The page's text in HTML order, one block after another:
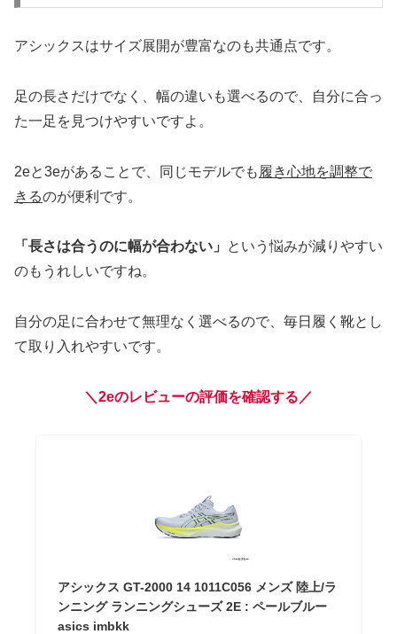
アシックスはサイズ展開が豊富なのも共通点です。
足の長さだけでなく、幅の違いも選べるので、自分に合っ
た一足を見つけやすいですよ。
2eと3eがあることで、同じモデルでも 履き心地を調整で
きるのが便利です。
「長さは合うのに幅が合わない」
という悩みが減りやすい
のもうれしいですね。
自分の足に合わせて無理なく選べるので、毎日履く靴とし
て取り入れやすいです。
＼2eのレビューの評価を確認する／
アシックス GT-2000 14 1011C056 メンズ 陸上/ラ
ンニング ランニングシューズ 2E : ペールブルー
asics imbkk